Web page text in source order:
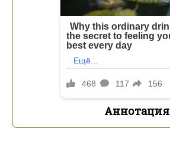
Аннотация